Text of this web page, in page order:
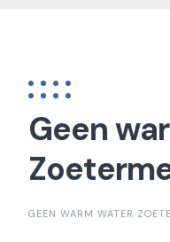
Geen
GEEN WARM WATER